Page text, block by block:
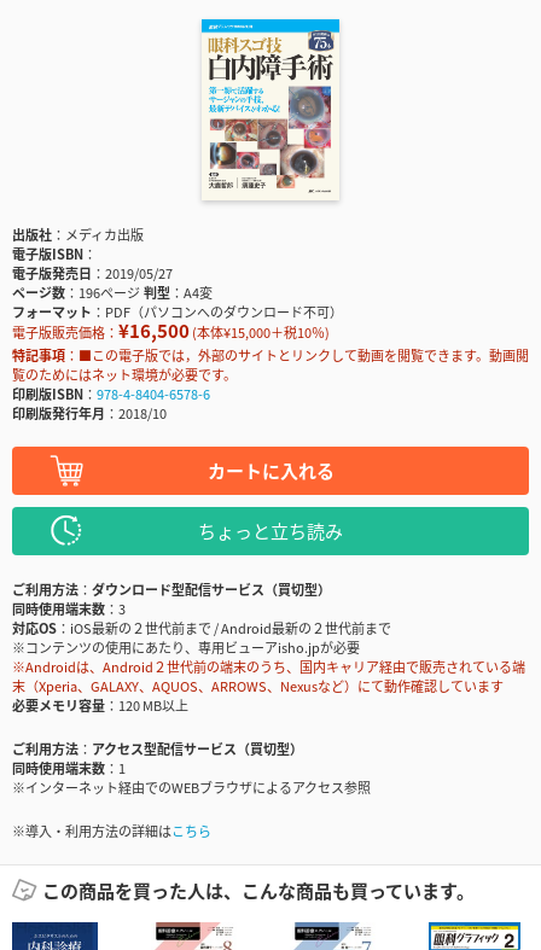
出版社
メディカ出版
電子版ISBN
電子版発売日
2019/05/27
ページ数
196ページ判型
A4変
フォーマット
PDF（パソコンへのダウンロード不可）
電子版販売価格： ¥16,500(本体¥15,000＋税10％)
特記事項
■この電子版では，外部のサイトとリンクして動画を閲覧できます。動画閲
覧のためにはネット環境が必要です。
印刷版ISBN
978-4-8404-6578-6
印刷版発行年月
2018/10
カートに入れる
ちょっと立ち読み
ご利用方法
ダウンロード型配信サービス（買切型）
同時使用端末数
3
対応OS
iOS最新の２世代前まで / Android最新の２世代前まで
※コンテンツの使用にあたり、専用ビューアisho.jpが必要
※Androidは、Android２世代前の端末のうち、国内キャリア経由で販売されている端
末（Xperia、GALAXY、AQUOS、ARROWS、Nexusなど）にて動作確認しています
必要メモリ容量
120 MB以上
ご利用方法
アクセス型配信サービス（買切型）
同時使用端末数
1
※インターネット経由でのWEBブラウザによるアクセス参照
※導入・利用方法の詳細はこちら
この商品を買った人は、こんな商品も買っています。